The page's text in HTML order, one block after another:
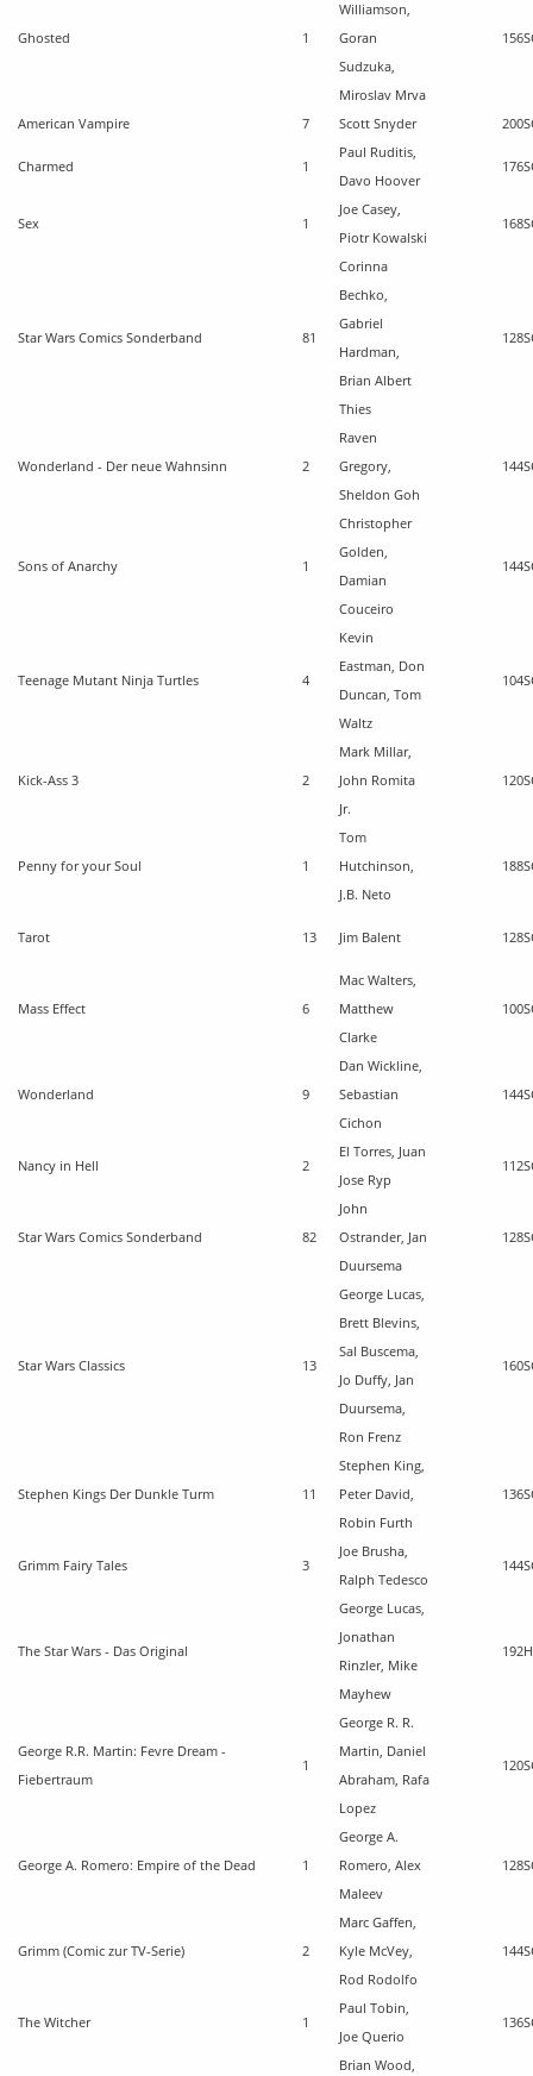
Ghosted 1
Williamson,
Goran
Sudzuka,
Miroslav Mrva
156
American Vampire 7 Scott Snyder 200
Charmed 1
Paul Ruditis,
Davo Hoover
176
Sex 1
Joe Casey,
Piotr Kowalski
168
Star Wars Comics Sonderband 81
Corinna
Bechko,
Gabriel
Hardman,
Brian Albert
Thies
128
Wonderland - Der neue Wahnsinn 2
Raven
Gregory,
Sheldon Goh
144
Sons of Anarchy 1
Christopher
Golden,
Damian
Couceiro
144
Teenage Mutant Ninja Turtles 4
Kevin
Eastman, Don
Duncan, Tom
Waltz
104
Kick-Ass 3 2
Mark Millar,
John Romita
Jr.
120
Penny for your Soul 1
Tom
Hutchinson,
J.B. Neto
188
Tarot 13 Jim Balent 128
Mass Effect 6
Mac Walters,
Matthew
Clarke
100
Wonderland 9
Dan Wickline,
Sebastian
Cichon
144
Nancy in Hell 2
El Torres, Juan
Jose Ryp
112
Star Wars Comics Sonderband 82
John
Ostrander, Jan
Duursema
128
Star Wars Classics 13
George Lucas,
Brett Blevins,
Sal Buscema,
Jo Duffy, Jan
Duursema,
Ron Frenz
160
Stephen Kings Der Dunkle Turm 11
Stephen King,
Peter David,
Robin Furth
136
Grimm Fairy Tales 3
Joe Brusha,
Ralph Tedesco
144
The Star Wars - Das Original
George Lucas,
Jonathan
Rinzler, Mike
Mayhew
192
George R.R. Martin: Fevre Dream -
Fiebertraum
1
George R. R.
Martin, Daniel
Abraham, Rafa
Lopez
120
George A. Romero: Empire of the Dead 1
George A.
Romero, Alex
Maleev
128
Grimm (Comic zur TV-Serie) 2
Marc Gaffen,
Kyle McVey,
Rod Rodolfo
144
The Witcher 1
Paul Tobin,
Joe Querio
136
Brian Wood,